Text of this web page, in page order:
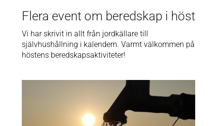
Flera event om beredskap i höst
Vi har skrivit in allt från jordkällare till
självhushållning i kalendern. Varmt välkommen på
höstens beredskapsaktiviteter!